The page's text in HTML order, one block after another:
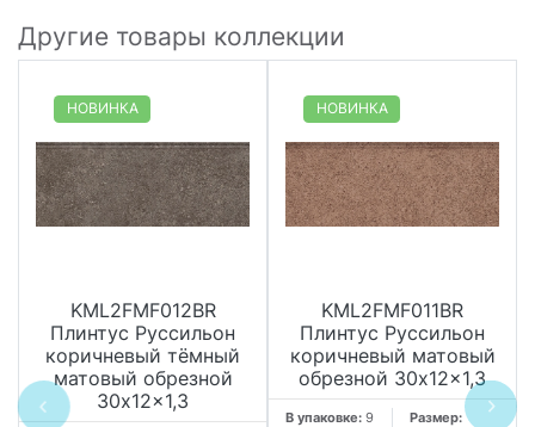
Другие товары коллекции
НОВИНКА
KML2FMF012BR
Плинтус Руссильон
коричневый тёмный
матовый обрезной
30x12x1,3
НОВИНКА
KML2FMF011BR
Плинтус Руссильон
коричневый матовый
обрезной 30x12x1,3
В упаковке: 9
Размер: